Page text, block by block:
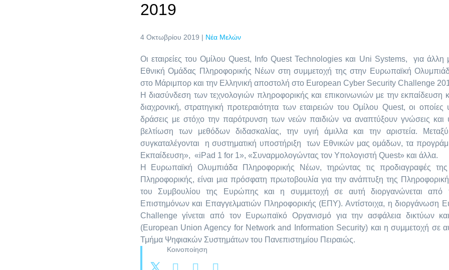
2019
4 Οκτωβρίου 2019 | Νέα Μελών
Οι εταιρείες του Ομίλου Quest, Info Quest Technologies και Uni Systems, για άλλη
Εθνική Ομάδας Πληροφορικής Νέων στη συμμετοχή της στην Ευρωπαϊκή
στο Μάριμπορ και την Ελληνική αποστολή στο European Cyber Security Challenge
H διασύνδεση των τεχνολογιών πληροφορικής και επικοινωνιών με την εκπαίδευση
διαχρονική, στρατηγική προτεραιότητα των εταιρειών του Ομίλου Quest, οι οποίες
δράσεις με στόχο την παρότρυνση των νεών παιδιών να αναπτύξουν γνώσεις και
βελτίωση των μεθόδων διδασκαλίας, την υγιή άμιλλα και την αριστεία.
συγκαταλέγονται η συστηματική υποστήριξη των Εθνικών μας ομάδων, τα
Εκπαίδευση», «iPad 1 for 1», «Συναρμολογώντας τον Υπολογιστή Quest» και άλλα.
H Ευρωπαϊκή Ολυμπιάδα Πληροφορικής Νέων, τηρώντας τις προδιαγραφές της
Πληροφορικής, είναι μια πρόσφατη πρωτοβουλία για την ανάπτυξη της
του Συμβουλίου της Ευρώπης και η συμμετοχή σε αυτή διοργανώνεται από
Επιστημόνων και Επαγγελματιών Πληροφορικής (ΕΠΥ). Αντίστοιχα, η διοργάνωση
Challenge γίνεται από τον Ευρωπαϊκό Οργανισμό για την ασφάλεια δικτύων
(European Union Agency for Network and Information Security) και η συμμετοχή σε
Τμήμα Ψηφιακών Συστημάτων του Πανεπιστημίου Πειραιώς.
Κοινοποίηση